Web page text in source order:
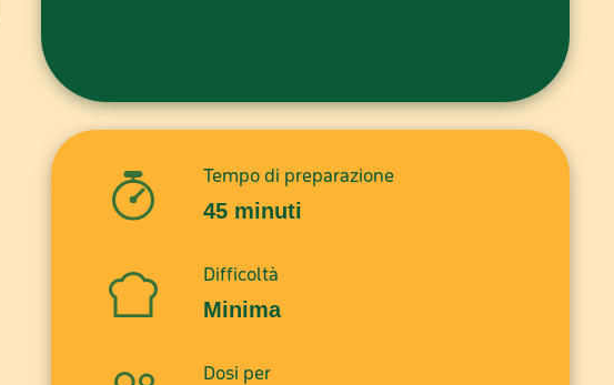
Tempo di preparazione
45 minuti
Difficoltà
Minima
Dosi per